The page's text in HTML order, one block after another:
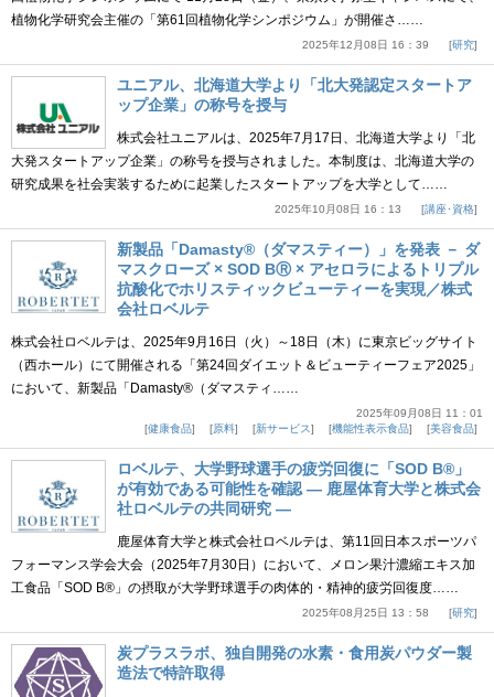
植物化学研究会主催の「第61回植物化学シンポジウム」が開催さ……
2025年12月08日 16：39 研究
ユニアル、北海道大学より「北大発認定スタートア
ップ企業」の称号を授与
株式会社ユニアルは、2025年7月17日、北海道大学より「北
大発スタートアップ企業」の称号を授与されました。本制度は、北海道大学の
研究成果を社会実装するために起業したスタートアップを大学として……
2025年10月08日 16：13 講座･資格
新製品「Damasty®（ダマスティー）」を発表 － ダ
マスクローズ × SOD BⓇ × アセロラによるトリプル
抗酸化でホリスティックビューティーを実現／株式
会社ロベルテ
株式会社ロベルテは、2025年9月16日（火）～18日（木）に東京ビッグサイト
（西ホール）にて開催される「第24回ダイエット＆ビューティーフェア2025」
において、新製品「Damasty®（ダマスティ……
2025年09月08日 11：01
健康食品
原料 新サービス 機能性表示食品 美容食品
ロベルテ、大学野球選手の疲労回復に「SOD B®」
が有効である可能性を確認 ― 鹿屋体育大学と株式会
社ロベルテの共同研究 ―
鹿屋体育大学と株式会社ロベルテは、第11回日本スポーツパ
フォーマンス学会大会（2025年7月30日）において、メロン果汁濃縮エキス加
工食品「SOD B®」の摂取が大学野球選手の肉体的・精神的疲労回復度……
2025年08月25日 13：58 研究
炭プラスラボ、独自開発の水素・食用炭パウダー製
造法で特許取得